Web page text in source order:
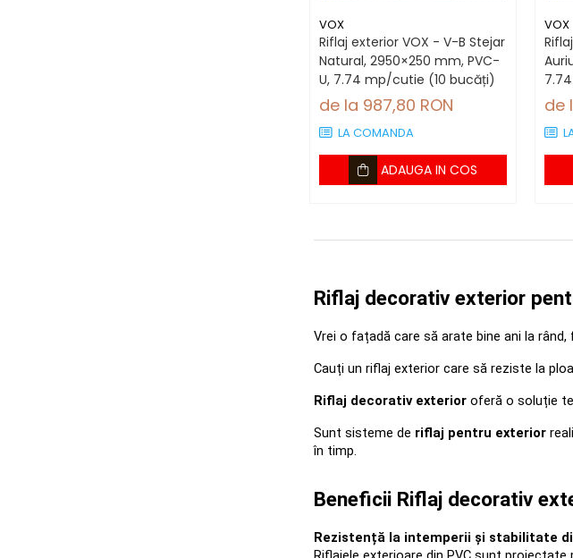
VOX
Riflaj exterior VOX - V-B Stejar
Natural, 2950×250 mm, PVC-
U, 7.74 mp/cutie (10 bucăți)
de la 987,80 RON
LA COMANDA
ADAUGA IN COS
VOX
de
Riflaj decorativ exterior
Vrei o fațadă care să arate bine ani la
Cauți un riflaj exterior care să reziste la
Riflaj decorativ exterior oferă o soluție
Sunt sisteme de riflaj pentru exterior
în timp.
Beneficii Riflaj decorativ
Rezistență la intemperii și stabilitate